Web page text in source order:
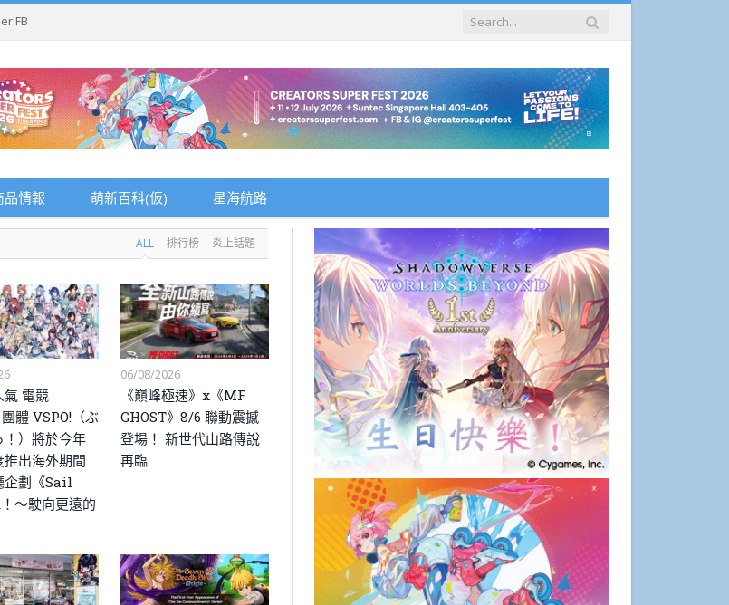
FB
品情報 萌新百科(仮) 星海航路
ALL 排行榜 炎上話題
氣 電競
體 VSPO!（ぶ
！）將於今年
推出海外期間
企劃《Sail
～駛向更遠的
06/08/2026
《巔峰極速》x《MF
GHOST》8/6 聯動震撼
登場！ 新世代山路傳說
再臨